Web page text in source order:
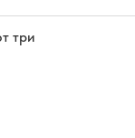
три